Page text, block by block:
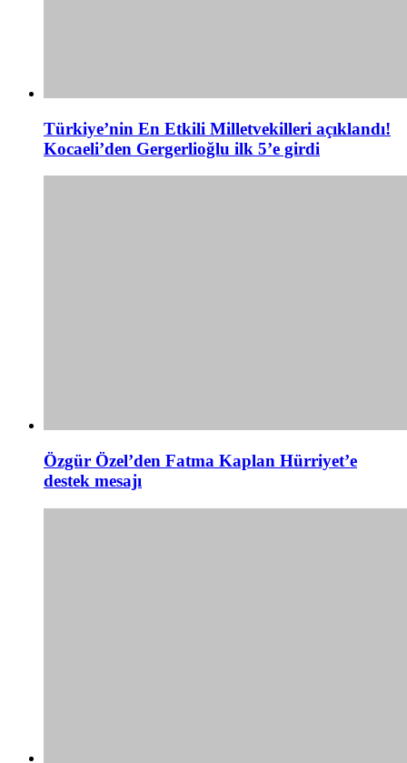
Türkiye’nin En Etkili Milletvekilleri açıklandı!
Kocaeli’den Gergerlioğlu ilk 5’e girdi
Özgür Özel’den Fatma Kaplan Hürriyet’e
destek mesajı